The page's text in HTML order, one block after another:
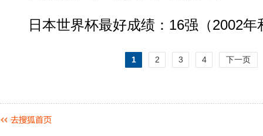
日本世界杯最好成绩：16强（2002年
1 2 3 4 下一页